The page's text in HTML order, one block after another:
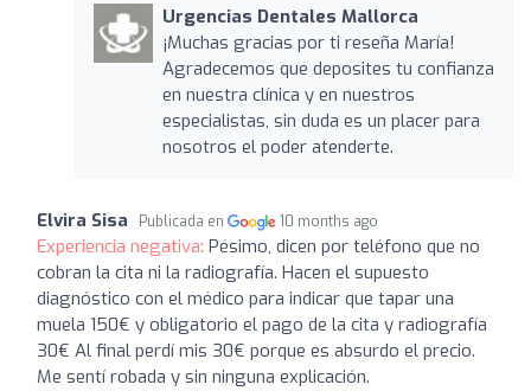
Urgencias Dentales Mallorca
¡Muchas gracias por ti reseña María!
Agradecemos que deposites tu confianza
en nuestra clínica y en nuestros
especialistas, sin duda es un placer para
nosotros el poder atenderte.
Elvira Sisa Publicada en 10 months ago
Experiencia negativa: Pésimo, dicen por teléfono que no
cobran la cita ni la radiografía. Hacen el supuesto
diagnóstico con el médico para indicar que tapar una
muela 150€ y obligatorio el pago de la cita y radiografía
30€ Al final perdí mis 30€ porque es absurdo el precio.
Me sentí robada y sin ninguna explicación.